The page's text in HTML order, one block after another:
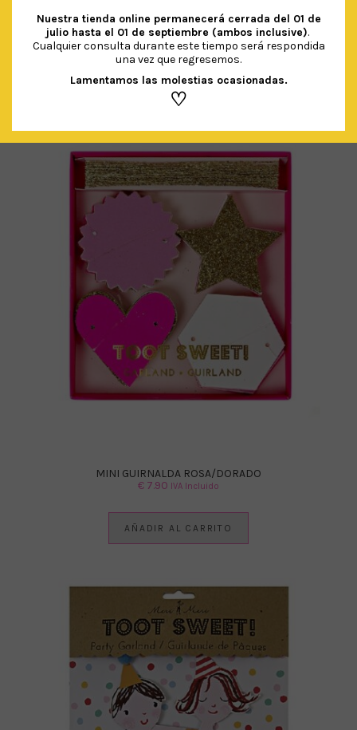
PRODUCTOS RELACIONADOS
MINI GUIRNALDA ROSA/DORADO
€ 7.90 IVA Incluido
AÑADIR AL CARRITO
Nuestra tienda online permanecerá cerrada del 01 de
julio hasta el 01 de septiembre (ambos inclusive).
Cualquier consulta durante este tiempo será respondida
una vez que regresemos.
Lamentamos las molestias ocasionadas.
♡